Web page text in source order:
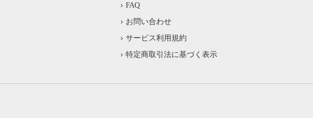
FAQ
お問い合わせ
サービス利用規約
特定商取引法に基づく表示